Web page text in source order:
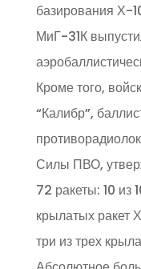
базирования Х-
МиГ-31К
Кроме того,
“Калибр”,
Силы ПВО,
72 ракеты: 10 из
крылатых
три из трех